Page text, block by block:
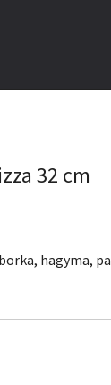
32 cm
hagyma,